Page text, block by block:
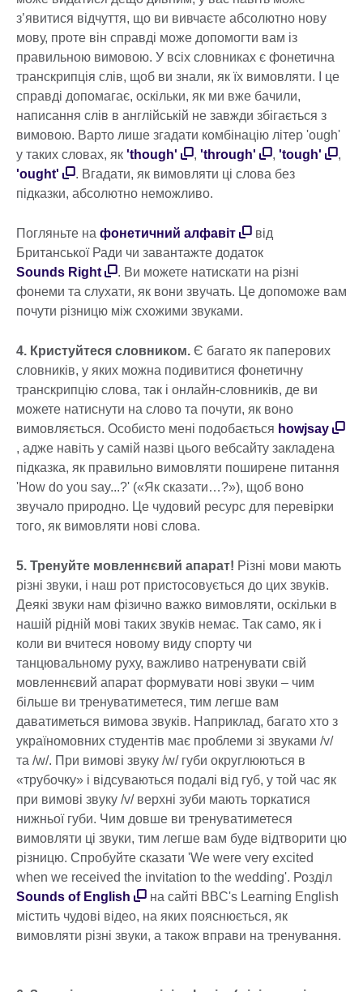
з’явитися відчуття, що ви вивчаєте абсолютно нову
мову, проте він справді може допомогти вам із
правильною вимовою. У всіх словниках є фонетична
транскрипція слів, щоб ви знали, як їх вимовляти. І це
справді допомагає, оскільки, як ми вже бачили,
написання слів в англійській не завжди збігається з
вимовою. Варто лише згадати комбінацію літер 'ough'
у таких словах, як 'though' , 'through' , 'tough'
,
'ought'
. Вгадати, як вимовляти ці слова без
підказки, абсолютно неможливо.
Погляньте на фонетичний алфавіт
від
Британської Ради чи завантажте додаток
Sounds Right
. Ви можете натискати на різні
фонеми та слухати, як вони звучать. Це допоможе вам
почути різницю між схожими звуками.
4. Кристуйтеся словником. Є багато як паперових
словників, у яких можна подивитися фонетичну
транскрипцію слова, так і онлайн-словників, де ви
можете натиснути на слово та почути, як воно
вимовляється. Особисто мені подобається howjsay
, адже навіть у самій назві цього вебсайту закладена
підказка, як правильно вимовляти поширене питання
'How do you say...?' («Як сказати…?»), щоб воно
звучало природно. Це чудовий ресурс для перевірки
того, як вимовляти нові слова.
5. Тренуйте мовленнєвий апарат! Різні мови мають
різні звуки, і наш рот пристосовується до цих звуків.
Деякі звуки нам фізично важко вимовляти, оскільки в
нашій рідній мові таких звуків немає. Так само, як і
коли ви вчитеся новому виду спорту чи
танцювальному руху, важливо натренувати свій
мовленнєвий апарат формувати нові звуки – чим
більше ви тренуватиметеся, тим легше вам
даватиметься вимова звуків. Наприклад, багато хто з
україномовних студентів має проблеми зі звуками /v/
та /w/. При вимові звуку /w/ губи округлюються в
«трубочку» і відсуваються подалі від губ, у той час як
при вимові звуку /v/ верхні зуби мають торкатися
нижньої губи. Чим довше ви тренуватиметеся
вимовляти ці звуки, тим легше вам буде відтворити цю
різницю. Спробуйте сказати 'We were very excited
when we received the invitation to the wedding'. Розділ
Sounds of English
на сайті BBC's Learning English
містить чудові відео, на яких пояснюється, як
вимовляти різні звуки, а також вправи на тренування.